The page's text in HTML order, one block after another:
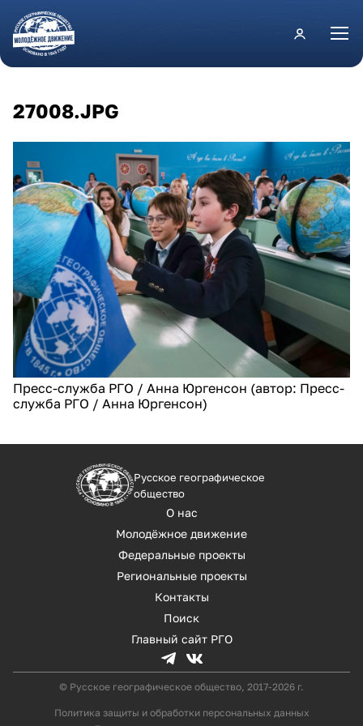
Перейти к основному содержанию
27008.JPG
Пресс-служба РГО / Анна Юргенсон (автор: Пресс-
служба РГО / Анна Юргенсон)
Русское географическое
общество
О нас
Молодёжное движение
Федеральные проекты
Региональные проекты
Контакты
Поиск
Главный сайт РГО
© Русское географическое общество, 2017-2026 г.
Политика защиты и обработки персональных данных